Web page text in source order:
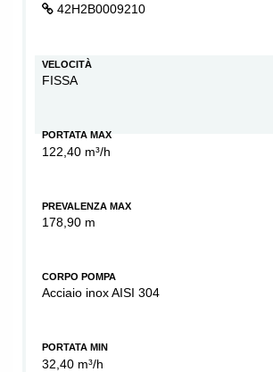
42H2B0009210
VELOCITÀ
FISSA
PORTATA MAX
122,40 m³/h
PREVALENZA MAX
178,90 m
CORPO POMPA
Acciaio inox AISI 304
PORTATA MIN
32,40 m³/h